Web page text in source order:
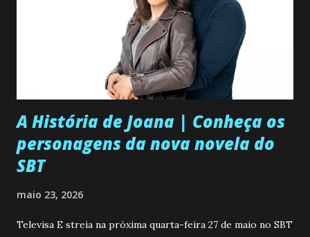
A História de Joana | Conheça os
personagens da nova novela do
SBT
maio 23, 2026
Televisa E streia na próxima quarta-feira 27 de maio no SBT